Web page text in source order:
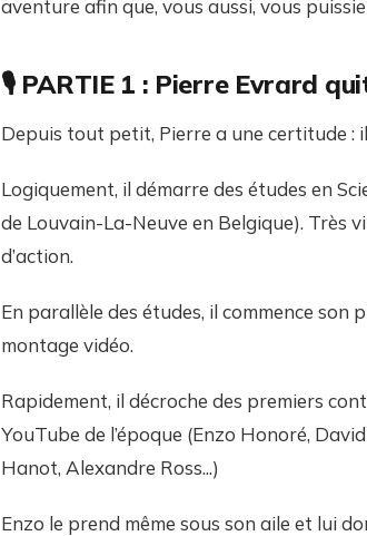
aventure afin que, vous aussi, vous
🎙️ PARTIE 1 : Pierre Evrard
Depuis tout petit, Pierre a une certitude :
Logiquement, il démarre des études en
de Louvain-La-Neuve en Belgique). Très
d’action.
En parallèle des études, il commence son
montage vidéo.
Rapidement, il décroche des premiers
YouTube de l’époque (Enzo Honoré,
Hanot, Alexandre Ross...)
Enzo le prend même sous son aile et lui